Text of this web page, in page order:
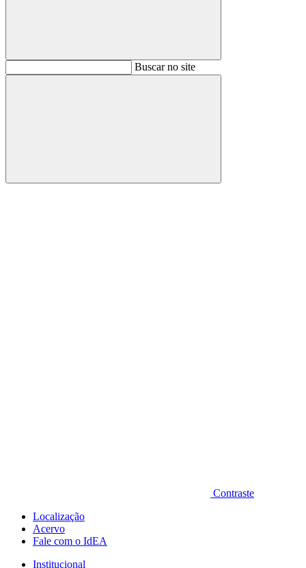
BuscarBuscar no site
Buscar
Contraste
Localização
Acervo
Fale com o IdEA
Institucional